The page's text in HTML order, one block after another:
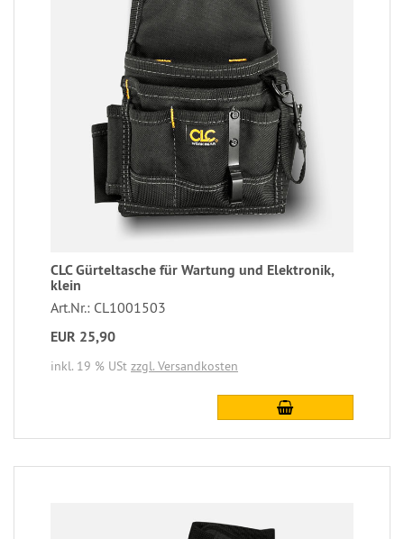
CLC Gürteltasche für Wartung und Elektronik,
klein
Art.Nr.: CL1001503
EUR 25,90
inkl. 19 % USt zzgl. Versandkosten